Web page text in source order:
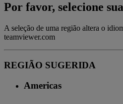
Por favor, selecione
A seleção de uma região altera o
teamviewer.com
REGIÃO SUGERIDA
Americas